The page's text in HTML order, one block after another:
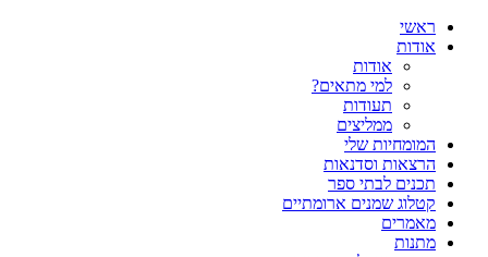
ראשי
אודות
אודות
למי מתאים?
תעודות
ממליצים
המומחיות שלי
הרצאות וסדנאות
תכנים לבתי ספר
קטלוג שמנים ארומתיים
מאמרים
מתנות